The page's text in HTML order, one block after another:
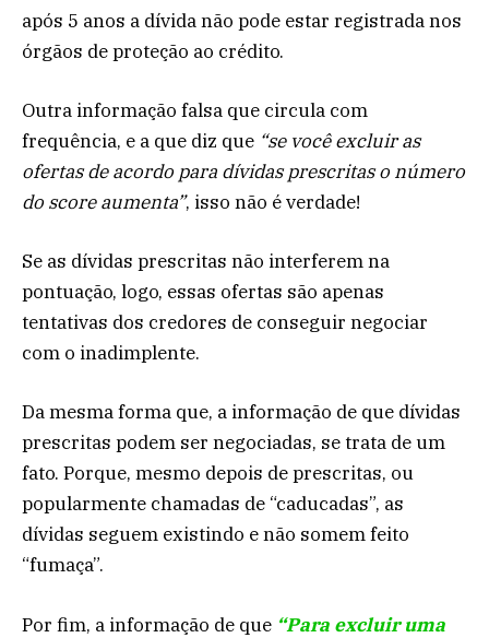
após 5 anos a dívida não pode estar registrada nos
órgãos de proteção ao crédito.
Outra informação falsa que circula com
frequência, e a que diz que “se você excluir as
ofertas de acordo para dívidas prescritas o número
do score aumenta”, isso não é verdade!
Se as dívidas prescritas não interferem na
pontuação, logo, essas ofertas são apenas
tentativas dos credores de conseguir negociar
com o inadimplente.
Da mesma forma que, a informação de que dívidas
prescritas podem ser negociadas, se trata de um
fato. Porque, mesmo depois de prescritas, ou
popularmente chamadas de “caducadas”, as
dívidas seguem existindo e não somem feito
“fumaça”.
Por fim, a informação de que “Para excluir uma